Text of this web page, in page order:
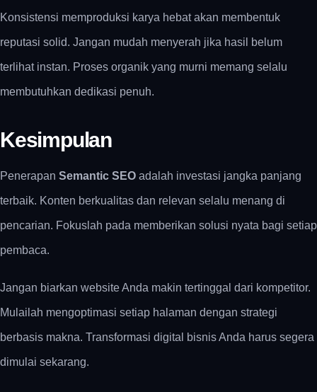
Konsistensi memproduksi karya hebat akan membentuk
reputasi solid. Jangan mudah menyerah jika hasil belum
terlihat instan. Proses organik yang murni memang selalu
membutuhkan dedikasi penuh.
Kesimpulan
Penerapan Semantic SEO adalah investasi jangka panjang
terbaik. Konten berkualitas dan relevan selalu menang di
pencarian. Fokuslah pada memberikan solusi nyata bagi setiap
pembaca.
Jangan biarkan website Anda makin tertinggal dari kompetitor.
Mulailah mengoptimasi setiap halaman dengan strategi
berbasis makna. Transformasi digital bisnis Anda harus segera
dimulai sekarang.